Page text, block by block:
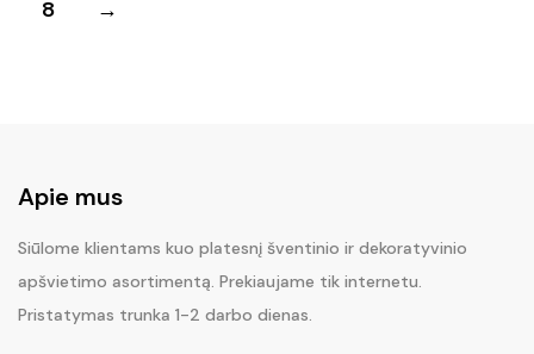
8 →
Apie mus
Siūlome klientams kuo platesnį šventinio ir dekoratyvinio
apšvietimo asortimentą. Prekiaujame tik internetu.
Pristatymas trunka 1-2 darbo dienas.